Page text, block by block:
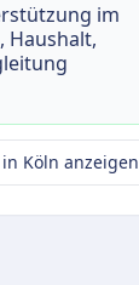
im
Haushalt,
Köln anzeigen